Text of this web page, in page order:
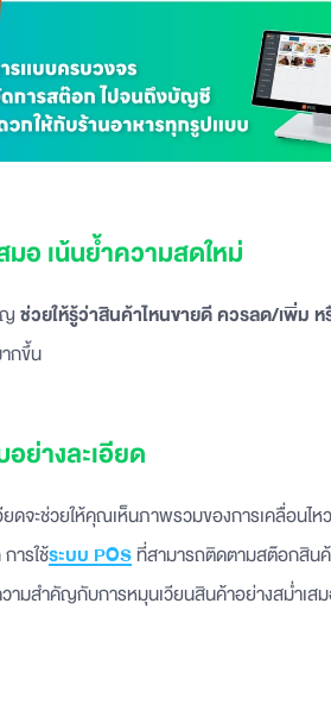
อ เน้นย้ำความสดใหม่
ช่วยให้รู้ว่าสินค้าไหนขายดี ควรลด/เพิ่ม
กขึ้น
ย่างละเอียด
ดจะช่วยให้คุณเห็นภาพรวมของการเคลื่อนไ
ารใช้ระบบ POSที่สามารถติดตามสต๊อกสินค้
ามสำคัญกับการหมุนเวียนสินค้าอย่างสม่ำเ